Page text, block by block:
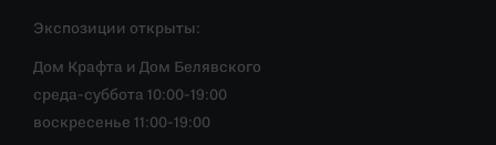
Экспозиции открыты:
Дом Крафта и Дом Белявского
среда-суббота 10:00-19:00
воскресенье 11:00-19:00